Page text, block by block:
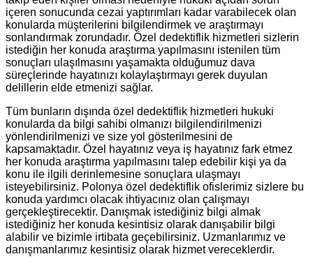
içeren sonucunda cezai yaptırımları kadar varabilecek olan
konularda müşterilerini bilgilendirmek ve araştırmayı
sonlandırmak zorundadır. Özel dedektiflik hizmetleri sizlerin
istediğin her konuda araştırma yapılmasını istenilen tüm
sonuçları ulaşılmasını yaşamakta olduğumuz dava
süreçlerinde hayatınızı kolaylaştırmayı gerek duyulan
delillerin elde etmenizi sağlar.
Tüm bunların dışında özel dedektiflik hizmetleri hukuki
konularda da bilgi sahibi olmanızı bilgilendirilmenizi
yönlendirilmenizi ve size yol gösterilmesini de
kapsamaktadır. Özel hayatınız veya iş hayatınız fark etmez
her konuda araştırma yapılmasını talep edebilir kişi ya da
konu ile ilgili derinlemesine sonuçlara ulaşmayı
isteyebilirsiniz. Polonya özel dedektiflik ofislerimiz sizlere bu
konuda yardımcı olacak ihtiyacınız olan çalışmayı
gerçekleştirecektir. Danışmak istediğiniz bilgi almak
istediğiniz her konuda kesintisiz olarak danışabilir bilgi
alabilir ve bizimle irtibata geçebilirsiniz. Uzmanlarımız ve
danışmanlarımız kesintisiz olarak hizmet vereceklerdir.